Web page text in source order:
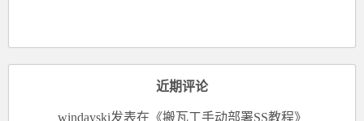
近期评论
windayski发表在《搬瓦工手动部署SS教程》